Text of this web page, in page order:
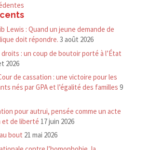
Lewis : Quand un jeune demande de
doit répondre. 3 août 2026
: un coup de boutoir porté à l’État
2026
de cassation : une victoire pour les
nés par GPA et l’égalité des familles 9
pour autrui, pensée comme un acte
et de liberté 17 juin 2026
bout 21 mai 2026